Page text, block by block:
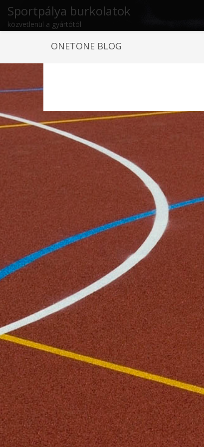
Sportpálya burkolatok
közvetlenül a gyártótól
ONETONE BLOG